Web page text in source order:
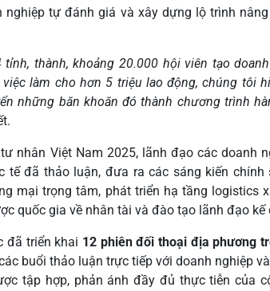
nghiệp tự đánh giá và xây dựng lộ trình
thành, khoảng 20.000 hội viên tạo
việc làm cho hơn 5 triệu lao động, chúng tôi
những băn khoăn đó thành chương trình
nhân Việt Nam 2025, lãnh đạo các doanh
tế đã thảo luận, đưa ra các sáng kiến chính
mại trọng tâm, phát triển hạ tầng logistics
quốc gia về nhân tài và đào tạo lãnh đạo kế
đã triển khai 12 phiên đối thoại địa phương
buổi thảo luận trực tiếp với doanh nghiệp
tập hợp, phản ánh đầy đủ thực tiễn của